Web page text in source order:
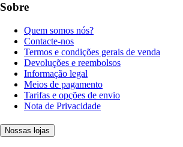
Sobre
Quem somos nós?
Contacte-nos
Termos e condições gerais de venda
Devoluções e reembolsos
Informação legal
Meios de pagamento
Tarifas e opções de envio
Nota de Privacidade
Nossas lojas